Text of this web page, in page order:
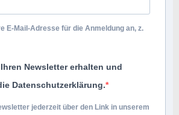
E-Mail-Adresse für die Anmeldung an, z.
Newsletter erhalten und
Datenschutzerklärung.
jederzeit über den Link in unserem